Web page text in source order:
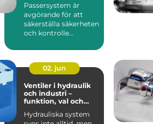
Passersystem är
avgörande för att
säkerställa säkerheten
och kontrolle...
02. jun
Ventiler i hydraulik
och industri –
funktion, val och
Hydrauliska system